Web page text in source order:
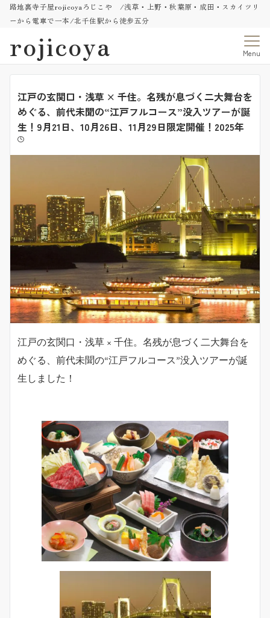
路地裏寺子屋rojicoyaろじこや /浅草・上野・秋葉原・成田・スカイツリ
ーから電車で一本/北千住駅から徒歩五分
rojicoya Menu
江戸の玄関口・浅草 × 千住。名残が息づく二大舞台を
めぐる、前代未聞の“江戸フルコース”没入ツアーが誕
生！9月21日、10月26日、11月29日限定開催！2025年
江戸の玄関口・浅草 × 千住。名残が息づく二大舞台を
めぐる、前代未聞の“江戸フルコース”没入ツアーが誕
生しました！